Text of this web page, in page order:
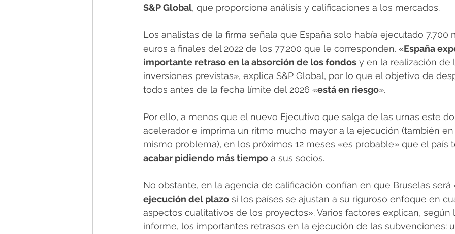
S&P Global, que proporciona análisis y calificaciones a los mercados.
Los analistas de la firma señala que España solo había ejecutado
euros a finales del 2022 de los 77.200 que le corresponden. «España
importante retraso en la absorción de los fondos y en la realización de
inversiones previstas», explica S&P Global, por lo que el objetivo de
todos antes de la fecha límite del 2026 «está en riesgo».
Por ello, a menos que el nuevo Ejecutivo que salga de las urnas este
acelerador e imprima un ritmo mucho mayor a la ejecución (también
mismo problema), en los próximos 12 meses «es probable» que el país
acabar pidiendo más tiempo a sus socios.
No obstante, en la agencia de calificación confían en que Bruselas será
ejecución del plazo si los países se ajustan a su riguroso enfoque en
aspectos cualitativos de los proyectos». Varios factores explican,
informe, los importantes retrasos en la ejecución de las subvenciones: